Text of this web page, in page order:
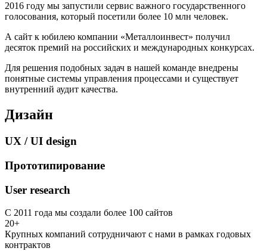
2016 году мы запустили сервис важного государственного
голосования, который посетили более 10 млн человек.
А сайт к юбилею компании «Металлоинвест» получил
десяток премий на российских и международных конкурсах.
Для решения подобных задач в нашей команде внедрены
понятные системы управления процессами и существует
внутренний аудит качества.
Дизайн
UX / UI design
Прототипирование
User research
С 2011 года мы создали более 100 сайтов
20+
Крупных компаний сотрудничают с нами в рамках годовых
контрактов